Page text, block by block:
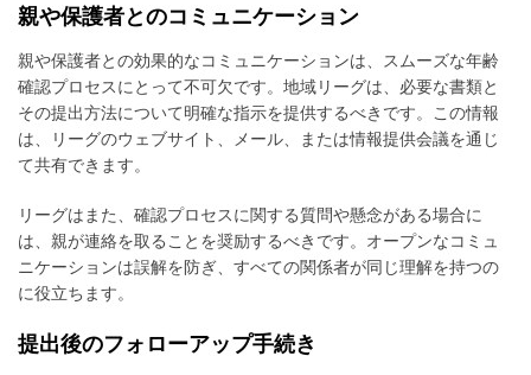
親や保護者とのコミュニケーション
親や保護者との効果的なコミュニケーションは、スムーズな年齢
確認プロセスにとって不可欠です。地域リーグは、必要な書類と
その提出方法について明確な指示を提供するべきです。この情報
は、リーグのウェブサイト、メール、または情報提供会議を通じ
て共有できます。
リーグはまた、確認プロセスに関する質問や懸念がある場合に
は、親が連絡を取ることを奨励するべきです。オープンなコミュ
ニケーションは誤解を防ぎ、すべての関係者が同じ理解を持つの
に役立ちます。
提出後のフォローアップ手続き